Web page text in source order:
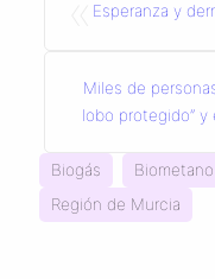
Esperanza y
Miles de
lobo protegido” y
Biogás
Biometano
Región de Murcia